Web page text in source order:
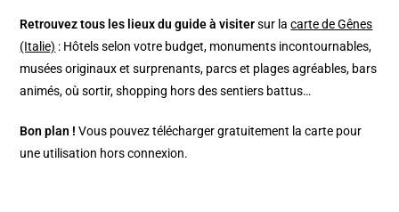
Retrouvez tous les lieux du guide à visitersur lacarte de Gênes
(Italie) : Hôtels selon votre budget, monuments incontournables,
musées originaux et surprenants, parcs et plages agréables, bars
animés, où sortir, shopping hors des sentiers battus…
Bon plan ! Vous pouvez télécharger gratuitement la carte pour
une utilisation hors connexion.